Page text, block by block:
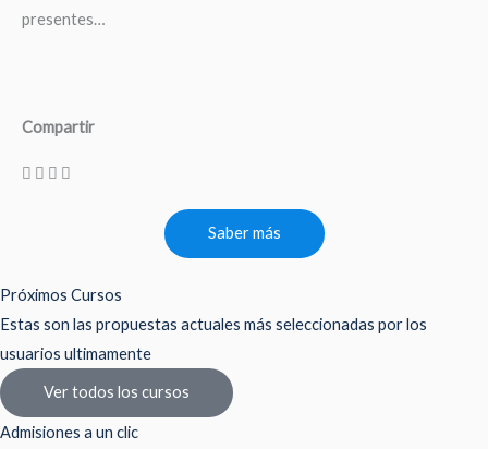
presentes…
Compartir
Saber más
Próximos Cursos
Estas son las propuestas actuales más seleccionadas por los
usuarios ultimamente
Ver todos los cursos
Admisiones a un clic